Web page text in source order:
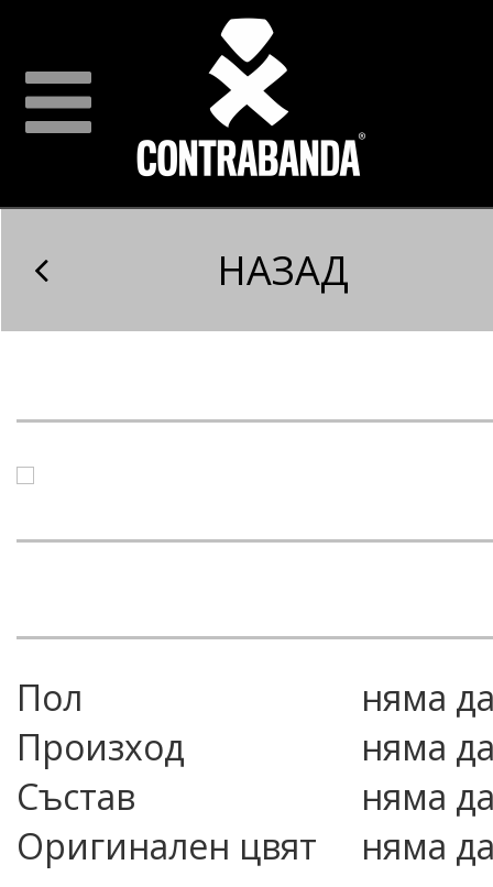
НАЗАД
Пол
няма
Произход
няма
Състав
няма
Оригинален цвят
няма